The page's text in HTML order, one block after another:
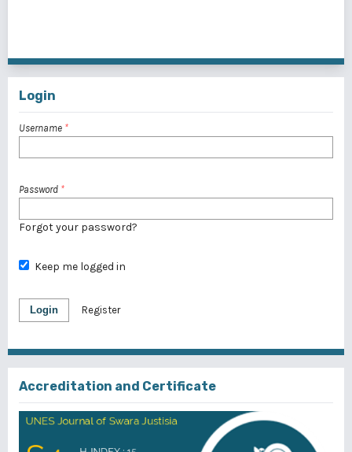
Login
Username *
Password *
Forgot your password?
Keep me logged in
Login Register
Accreditation and Certificate